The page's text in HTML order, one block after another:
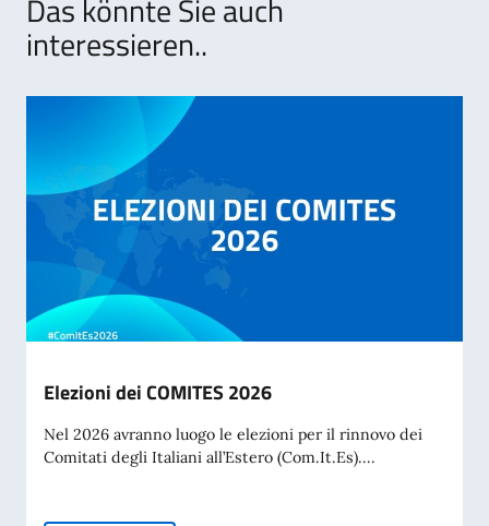
Das könnte Sie auch
interessieren..
Elezioni dei COMITES 2026
Nel 2026 avranno luogo le elezioni per il rinnovo dei
Comitati degli Italiani all’Estero (Com.It.Es)....